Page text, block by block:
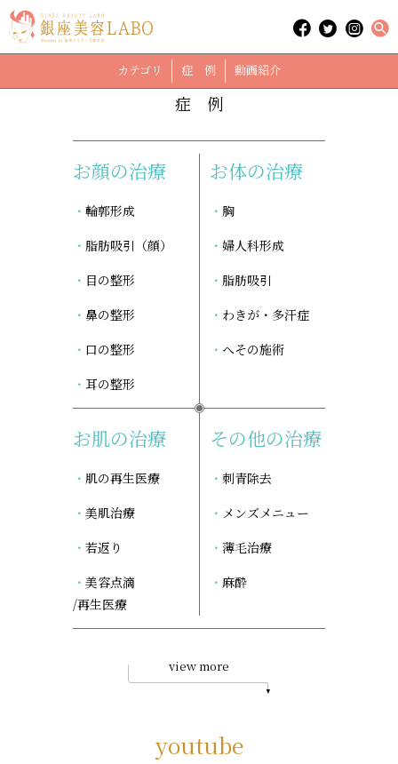
カテゴリ 症 例 動画紹介
「脂肪溶解」に関する記事
case
症 例
お顔の治療
輪郭形成
脂肪吸引（顔）
目の整形
鼻の整形
口の整形
耳の整形
お体の治療
胸
婦人科形成
脂肪吸引
わきが・多汗症
へその施術
お肌の治療
肌の再生医療
美肌治療
若返り
美容点滴
/再生医療
その他の治療
刺青除去
メンズメニュー
薄毛治療
麻酔
view more
youtube